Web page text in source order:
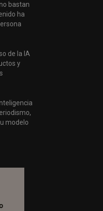
bastan
ha
de la IA
y
modelo